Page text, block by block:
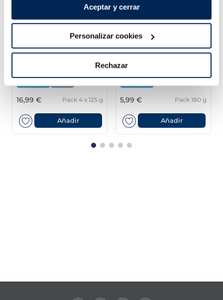
Aceptar y cerrar
Personalizar cookies
Rechazar
Lloms de salmó noruec
16,99 € Pack 4 x 125 g
Añadir
Filets de llobarro
Premium
5,99 € Pack 180 g
Añadir